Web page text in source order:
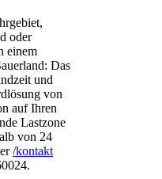
oder
einem
Das
und
von
auf Ihren
Lastzone
von 24
/kontakt